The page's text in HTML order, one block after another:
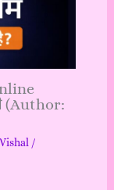
(Author:
Vishal /